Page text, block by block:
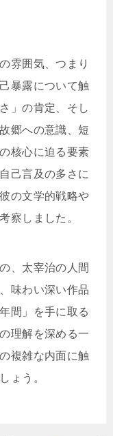
雰囲気、つまり
暴露について触
」の肯定、そし
郷への意識、短
核心に迫る要素
己言及の多さに
の文学的戦略や
察しました。
、太宰治の人間
味わい深い作品
間」を手に取る
理解を深める一
複雑な内面に触
ょう。